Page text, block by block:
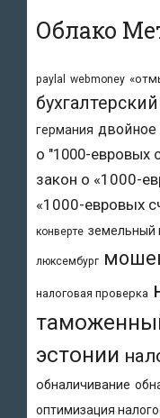
Облако
paylal webmoney
германия двойное
о "1000-евровых
закон о «1000-
«1000-евровых
конверте земельный
люксембург
налоговая проверка
эстонии
обналичивание
оптимизация